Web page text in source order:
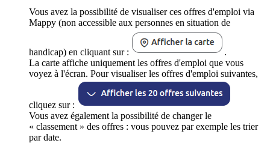
Vous avez la possibilité de visualiser ces offres d'emploi via
Mappy (non accessible aux personnes en situation de
handicap) en cliquant sur :
.
La carte affiche uniquement les offres d'emploi que vous
voyez à l'écran. Pour visualiser les offres d'emploi suivantes,
cliquez sur :
Vous avez également la possibilité de changer le
« classement » des offres : vous pouvez par exemple les trier
par date.